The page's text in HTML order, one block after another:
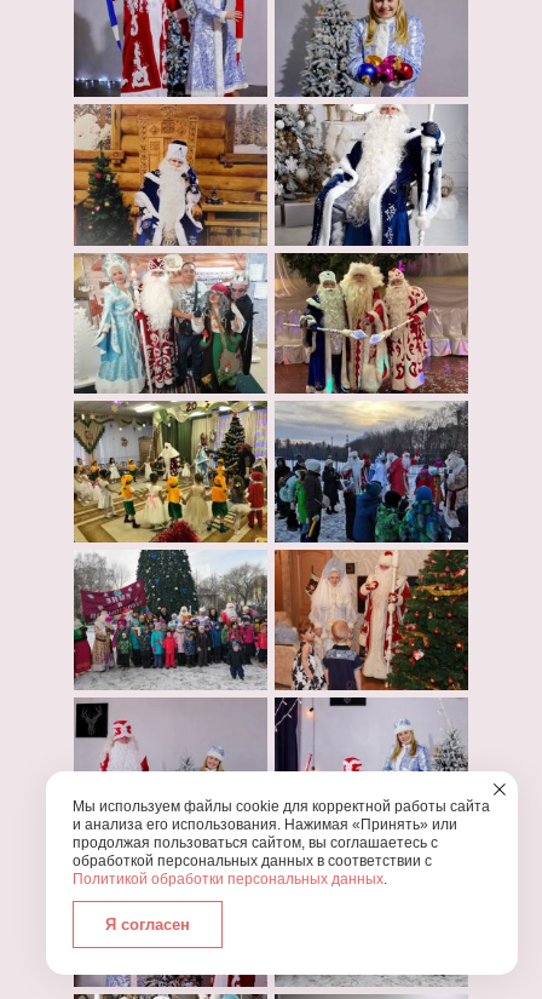
Мы используем файлы cookie для корректной работы сайта
и анализа его использования. Нажимая «Принять» или
продолжая пользоваться сайтом, вы соглашаетесь с
обработкой персональных данных в соответствии с
Политикой обработки персональных данных.
Я согласен